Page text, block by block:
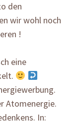
den
wir wohl noch
!
eine
Atomenergie.
In: